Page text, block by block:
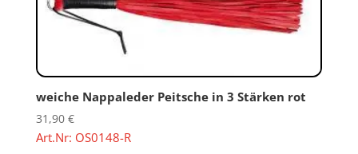
weiche Nappaleder Peitsche in 3 Stärken rot
31,90 €
Art.Nr: OS0148-R